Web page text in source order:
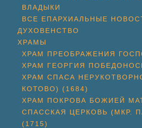
ВЛАДЫКИ
ВСЕ ЕПАРХИАЛЬНЫЕ
ДУХОВЕНСТВО
ХРАМЫ
ХРАМ ПРЕОБРАЖЕНИЯ
ХРАМ ГЕОРГИЯ
ХРАМ СПАСА
КОТОВО) (1684)
ХРАМ ПОКРОВА БОЖИЕЙ
СПАССКАЯ ЦЕРКОВЬ (МКР.
(1715)